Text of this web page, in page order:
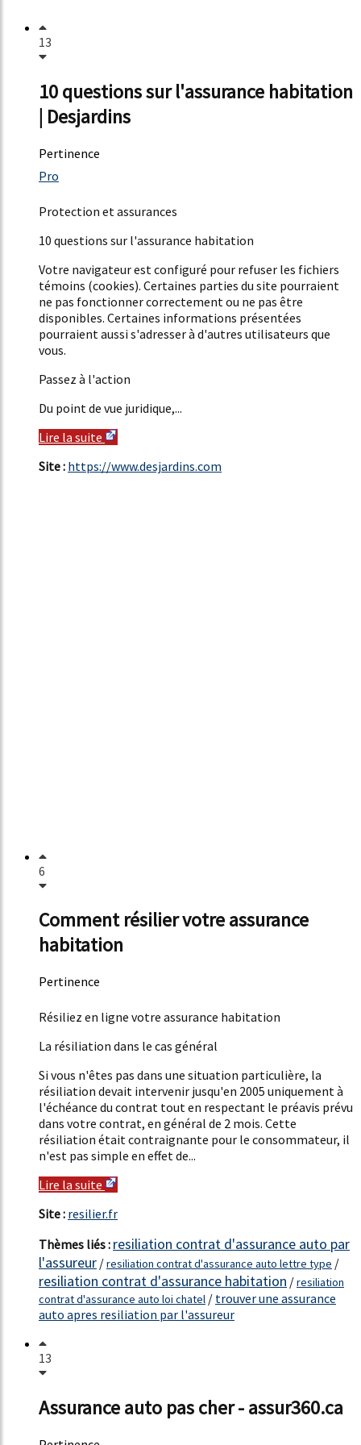
13
10 questions sur l'assurance habitation
| Desjardins
Pertinence
52%
Pro
Protection et assurances
10 questions sur l'assurance habitation
Votre navigateur est configuré pour refuser les fichiers
témoins (cookies). Certaines parties du site pourraient
ne pas fonctionner correctement ou ne pas être
disponibles. Certaines informations présentées
pourraient aussi s'adresser à d'autres utilisateurs que
vous.
Passez à l'action
Du point de vue juridique,...
Lire la suite
Site : https://www.desjardins.com
6
Comment résilier votre assurance
habitation
Pertinence
Résiliez en ligne votre assurance habitation
La résiliation dans le cas général
Si vous n'êtes pas dans une situation particulière, la
résiliation devait intervenir jusqu'en 2005 uniquement à
l'échéance du contrat tout en respectant le préavis prévu
dans votre contrat, en général de 2 mois. Cette
résiliation était contraignante pour le consommateur, il
n'est pas simple en effet de...
Lire la suite
Site : resilier.fr
Thèmes liés : resiliation contrat d'assurance auto par
l'assureur /resiliation contrat d'assurance auto lettre type /
resiliation contrat d'assurance habitation /resiliation
contrat d'assurance auto loi chatel / trouver une assurance
auto apres resiliation par l'assureur
13
Assurance auto pas cher - assur360.ca